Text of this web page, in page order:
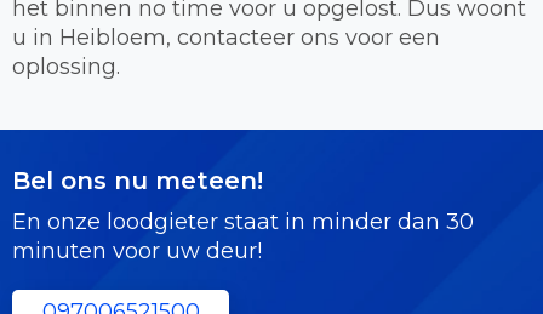
het binnen no time voor u opgelost. Dus woont
u in Heibloem, contacteer ons voor een
oplossing.
Bel ons nu meteen!
En onze loodgieter staat in minder dan 30
minuten voor uw deur!